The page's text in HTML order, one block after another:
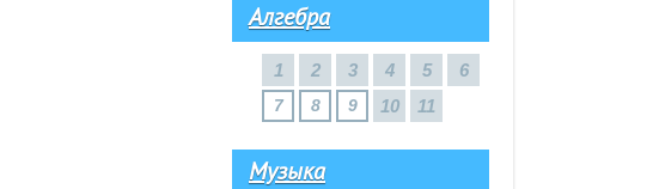
Алгебра
1 2 3 4 5 6
7 8 9 10 11
Музыка